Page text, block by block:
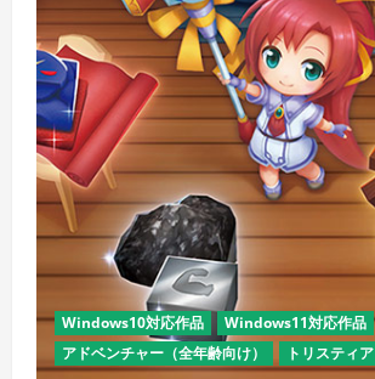
Windows10対応作品 Windows11対応作品
アドベンチャー（全年齢向け）
トリスティア